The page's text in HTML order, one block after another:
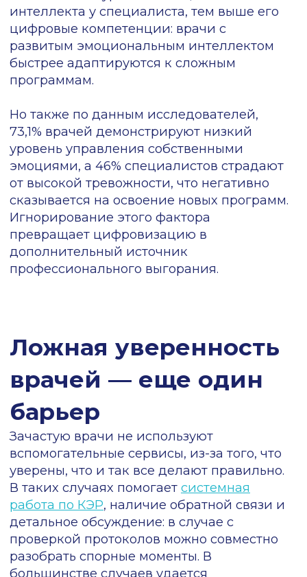
Ложная уверенность может маскировать
обычную привычку к определенным
действиям.
Чтобы изменить паттерн
поведения, нужно дать врачам условия,
в которых сформируются новый
неудобной ситуации врач будет
автоматически возвращаться к знакомому
сценарию работы.
Кейс: система
мотивации для
Рассказывает Андрей Гаврилов,
разработчик сервиса ИИ, врач-терапевт:
На предыдущем месте я работал врачом в
отделе внутреннего контроля качества.
проверяли протоколы и давали им
обратную связь. Изначально большая
часть врачей никак не реагировала, когда
проверки их протоколов в МИС: раз это ни
на что не влияет, можно игнорировать
обратную связь и ничего не делать.
Мы начали проводить встречи с врачами,
где рассказывали о частых или грубых
ошибках, чтобы они понимали специфику
проверки. Эффект от таких собраний был
незначительным: кто-то не приходил, кто-
то не слушал. Польза была, но